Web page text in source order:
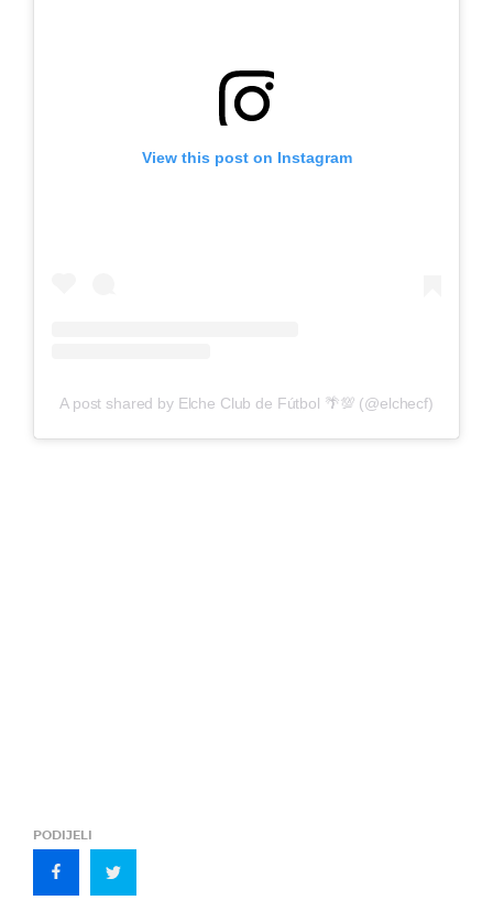
View this post on Instagram
A post shared by Elche Club de Fútbol 🌴💯 (@elchecf)
PODIJELI